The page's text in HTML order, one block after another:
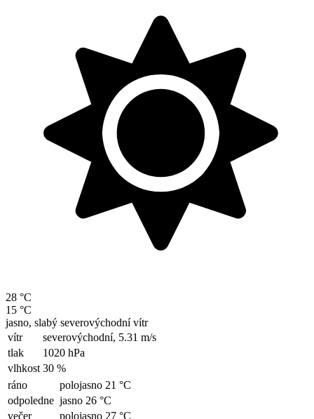
28 °C
15 °C
jasno, slabý severovýchodní vítr
vítr
severovýchodní, 5.31 m/s
tlak
1020 hPa
vlhkost 30 %
ráno
polojasno 21 °C
odpoledne jasno 26 °C
večer
polojasno 27 °C